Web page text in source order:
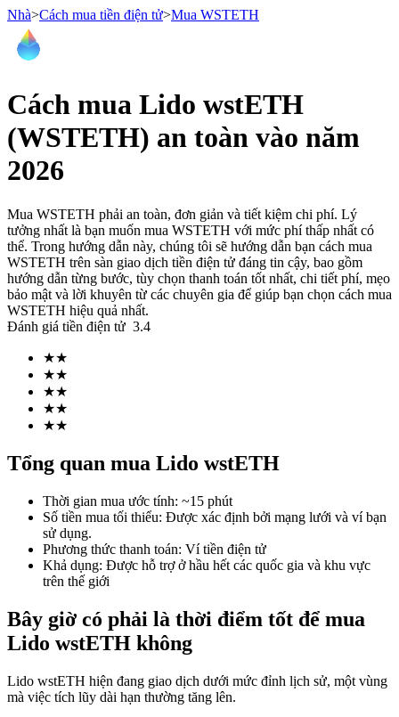
USDT Futures
Futures sử dụng USDT làm tài sản thế chấp
Futures sử dụng token làm tài sản thế chấp
TradFi
Nhà>Cách mua tiền điện tử>Mua WSTETH
Cách mua Lido wstETH
(WSTETH) an toàn vào năm
2026
Mua WSTETH phải an toàn, đơn giản và tiết kiệm chi phí. Lý
tưởng nhất là bạn muốn mua WSTETH với mức phí thấp nhất có
thể. Trong hướng dẫn này, chúng tôi sẽ hướng dẫn bạn cách mua
WSTETH trên sàn giao dịch tiền điện tử đáng tin cậy, bao gồm
hướng dẫn từng bước, tùy chọn thanh toán tốt nhất, chi tiết phí, mẹo
bảo mật và lời khuyên từ các chuyên gia để giúp bạn chọn cách mua
WSTETH hiệu quả nhất.
Đánh giá tiền điện tử 3.4
★★
★★
★★
★★
★★
Tổng quan mua Lido wstETH
Thời gian mua ước tính: ~15 phút
Số tiền mua tối thiểu: Được xác định bởi mạng lưới và ví bạn
sử dụng.
Phương thức thanh toán: Ví tiền điện tử
Khả dụng: Được hỗ trợ ở hầu hết các quốc gia và khu vực
trên thế giới
Bây giờ có phải là thời điểm tốt để mua
Lido wstETH không
Lido wstETH hiện đang giao dịch dưới mức đỉnh lịch sử, một vùng
mà việc tích lũy dài hạn thường tăng lên.